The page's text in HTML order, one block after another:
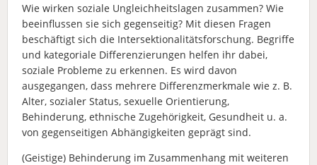
Wie wirken soziale Ungleichheitslagen zusammen? Wie
beeinflussen sie sich gegenseitig? Mit diesen Fragen
beschäftigt sich die Intersektionalitätsforschung. Begriffe
und kategoriale Differenzierungen helfen ihr dabei,
soziale Probleme zu erkennen. Es wird davon
ausgegangen, dass mehrere Differenzmerkmale wie z. B.
Alter, sozialer Status, sexuelle Orientierung,
Behinderung, ethnische Zugehörigkeit, Gesundheit u. a.
von gegenseitigen Abhängigkeiten geprägt sind.
(Geistige) Behinderung im Zusammenhang mit weiteren